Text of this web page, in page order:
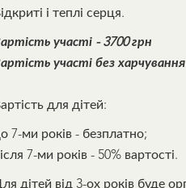
і теплі серця.
участі -3700 грн
участі без
для дітей:
7-ми років - безплатно;
7-ми років - 50% вартості.
дітей від 3-ох років буде